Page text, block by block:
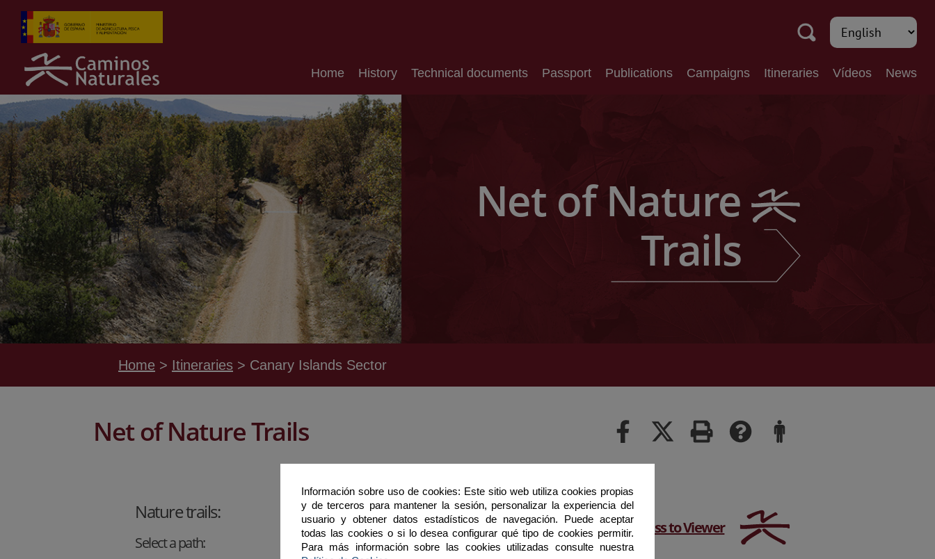
Información sobre uso de cookies: Este sitio web utiliza cookies propias
y de terceros para mantener la sesión, personalizar la experiencia del
usuario y obtener datos estadísticos de navegación. Puede aceptar
todas las cookies o si lo desea configurar qué tipo de cookies permitir.
Para más información sobre las cookies utilizadas consulte nuestra
Home History Technical documents Passport Publications Campaigns Itineraries Vídeos News
Net of Nature
Trails
Home Itineraries Canary Islands Sector
Net of Nature Trails
Nature trails:
Select a path:
Access to Viewer